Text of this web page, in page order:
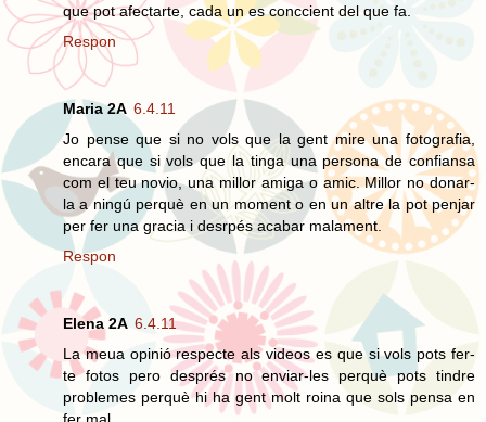
que pot afectarte, cada un es conccient del que fa.
Respon
Maria 2A 6.4.11
Jo pense que si no vols que la gent mire una fotografia,
encara que si vols que la tinga una persona de confiansa
com el teu novio, una millor amiga o amic. Millor no donar-
la a ningú perquè en un moment o en un altre la pot penjar
per fer una gracia i desrpés acabar malament.
Respon
Elena 2A 6.4.11
La meua opinió respecte als videos es que si vols pots fer-
te fotos pero després no enviar-les perquè pots tindre
problemes perquè hi ha gent molt roina que sols pensa en
fer mal.